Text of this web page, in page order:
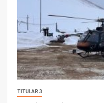
TITULAR 3